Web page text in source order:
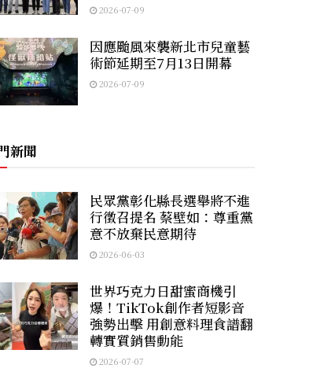
2026-07-09
因應颱風來襲新北市兒童藝
術節延期至7月13日開幕
2026-07-09
新聞
民眾黨彰化縣長選舉將不進
行徵召提名 蔡壁如：尊重黨
意不放棄民意期待
2026-06-03
世界巧克力日甜蜜商機引
爆！TikTok創作者短影音
強勢出擊 用創意料理食譜翻
轉實質銷售動能
2026-07-07